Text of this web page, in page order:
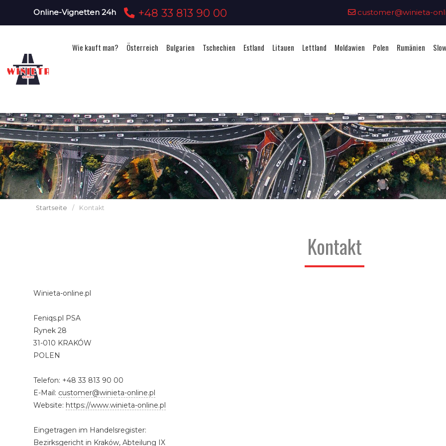
Online-Vignetten 24h +48 33 813 90 00 customer@winieta-
Wie kauft man? Österreich Bulgarien Tschechien Estland Litauen Lettland Moldawien Polen Rumänien
Startseite / Kontakt
Kontakt
Winieta-online.pl
Feniqs.pl PSA
Rynek 28
31-010 KRAKÓW
POLEN
Telefon: +48 33 813 90 00
E-Mail: customer@winieta-online.pl
Website: https://www.winieta-online.pl
Eingetragen im Handelsregister:
Bezirksgericht in Kraków, Abteilung IX